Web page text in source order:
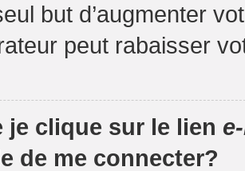
but d’augmenter
peut rabaisser
je clique sur le lien
de me connecter?